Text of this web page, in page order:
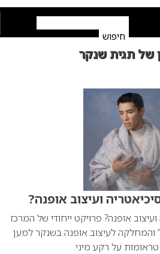
של תגית שנקר
ועיצוב אופנה?
אופנה? פרויקט ייחודי של המרכז
והמחלקה לעיצוב אופנה בשנקר למען
על רקע מיני.